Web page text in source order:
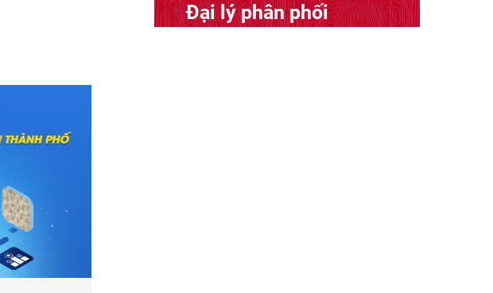
Đại lý phân phối